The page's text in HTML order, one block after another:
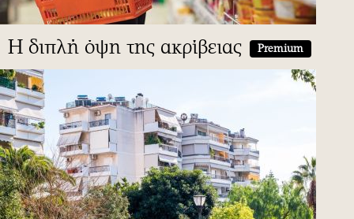
Η διπλή όψη της ακρίβειας Premium